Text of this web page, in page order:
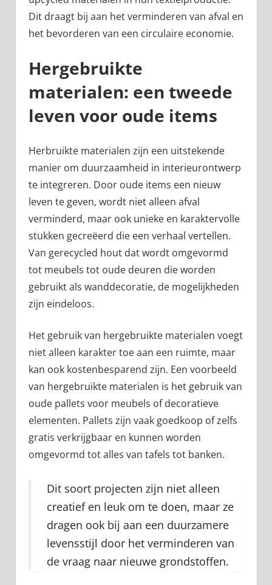
Dit draagt bij aan het verminderen van afval en
het bevorderen van een circulaire economie.
Hergebruikte
materialen: een tweede
leven voor oude items
Herbruikte materialen zijn een uitstekende
manier om duurzaamheid in interieurontwerp
te integreren. Door oude items een nieuw
leven te geven, wordt niet alleen afval
verminderd, maar ook unieke en karaktervolle
stukken gecreëerd die een verhaal vertellen.
Van gerecycled hout dat wordt omgevormd
tot meubels tot oude deuren die worden
gebruikt als wanddecoratie, de mogelijkheden
zijn eindeloos.
Het gebruik van hergebruikte materialen voegt
niet alleen karakter toe aan een ruimte, maar
kan ook kostenbesparend zijn. Een voorbeeld
van hergebruikte materialen is het gebruik van
oude pallets voor meubels of decoratieve
elementen. Pallets zijn vaak goedkoop of zelfs
gratis verkrijgbaar en kunnen worden
omgevormd tot alles van tafels tot banken.
Dit soort projecten zijn niet alleen
creatief en leuk om te doen, maar ze
dragen ook bij aan een duurzamere
levensstijl door het verminderen van
de vraag naar nieuwe grondstoffen.